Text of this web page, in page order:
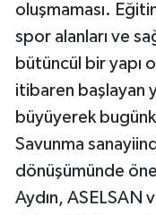
oluşmaması.
spor alanları ve
bütüncül bir yapı
itibaren başlayan
büyüyerek
Savunma
dönüşümünde
Aydın, ASELSAN